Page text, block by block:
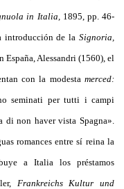
in Italia, 1895, pp. 46-
introducción de la Signoria,
España, Alessandri (1560), el
con la modesta merced:
seminati per tutti i campi
non haver vista Spagna».
romances entre sí reina la
a Italia los préstamos
Frankreichs Kultur und